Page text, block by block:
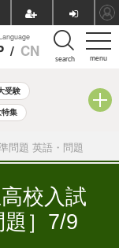
menu
/ CN search
受験
集
け）
問題 英語・問題
校入試
題］7/9